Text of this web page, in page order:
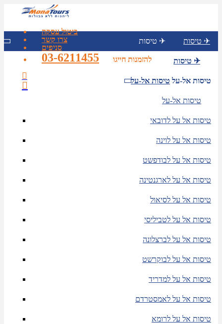
ביטול עסקה
צרו קשר
סניפים
להזמנות חייגו
03-6211455
טיסות ✈ טיסות ✈
טיסות ✈
טיסות אל-על טיסות אל-על
טיסות אל-על
טיסות אל על לדובאי
טיסות אל על לוינה
טיסות אל על לבודפשט
טיסות אל על לארגנטינה
טיסות אל על לסיאול
טיסות אל על לטביליסי
טיסות אל על לברצלונה
טיסות אל על לבוקרשט
טיסות אל על למדריד
טיסות אל על לאמסטרדם
טיסות אל על לרומא